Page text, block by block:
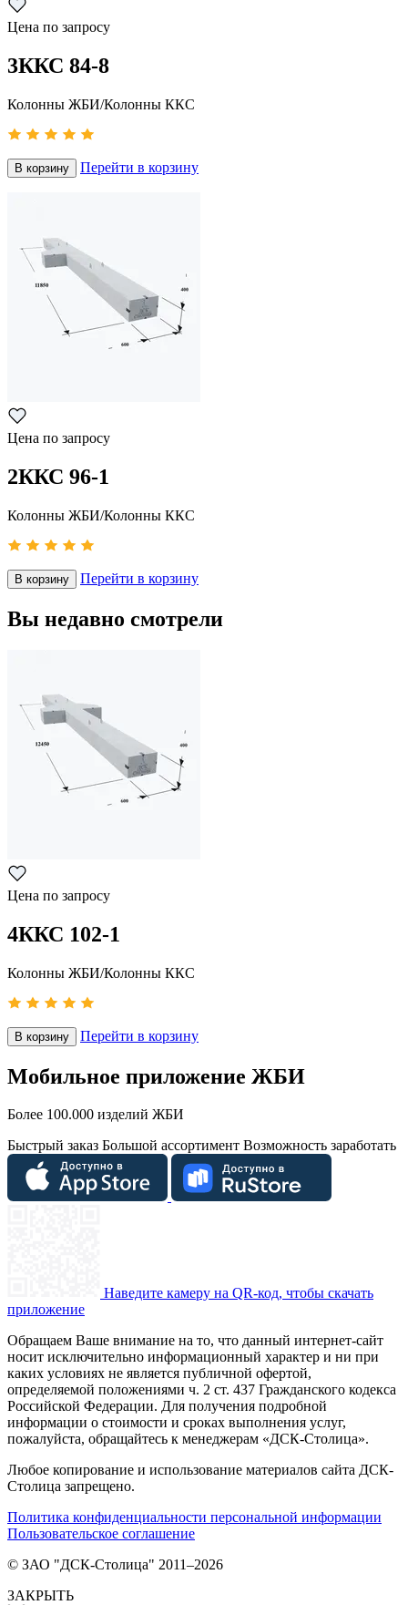
Цена по запросу
3ККС 84-8
Колонны ЖБИ/Колонны ККС
В корзину Перейти в корзину
Цена по запросу
2ККС 96-1
Колонны ЖБИ/Колонны ККС
В корзину Перейти в корзину
Вы недавно смотрели
Цена по запросу
4ККС 102-1
Колонны ЖБИ/Колонны ККС
В корзину Перейти в корзину
Мобильное приложение ЖБИ
Более 100.000 изделий ЖБИ
Быстрый заказ Большой ассортимент Возможность заработать
Наведите камеру на QR-код, чтобы скачать
приложение
Обращаем Ваше внимание на то, что данный интернет-сайт
носит исключительно информационный характер и ни при
каких условиях не является публичной офертой,
определяемой положениями ч. 2 ст. 437 Гражданского кодекса
Российской Федерации. Для получения подробной
информации о стоимости и сроках выполнения услуг,
пожалуйста, обращайтесь к менеджерам «ДСК-Столица».
Любое копирование и использование материалов сайта ДСК-
Столица запрещено.
Политика конфиденциальности персональной информации
Пользовательское соглашение
© ЗАО "ДСК-Столица" 2011–2026
ЗАКРЫТЬ